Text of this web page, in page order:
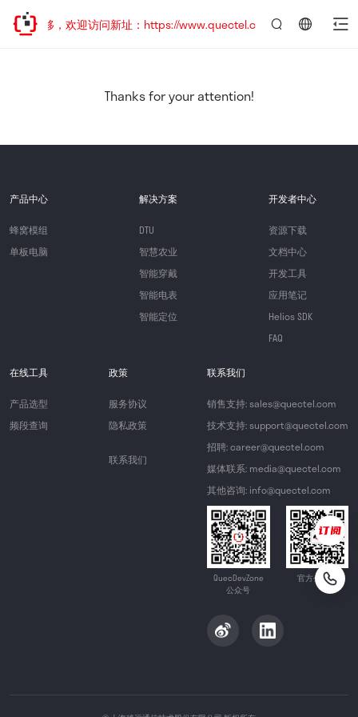
址已迁移，欢迎访问新址：https://www.quectel.com.cn
Thanks for your attention!
产品中心
蜂窝模组
单板电脑
解决方案
DTU
智慧农业
智能穿戴
智能电表
智能定位
开发者中心
资源下载
文档中心
开发工具
应用笔记
Helios SDK
FAQ
在线工具
产品选型
频段查询
政策
服务协议
隐私政策
联系我们
联系我们
销售支持: sales@quectel.com
技术支持: support@quectel.com
招聘: career@quectel.com
媒体联系: media@quectel.com
其他咨询: info@quectel.com
QuecDevZone
公众号
官方公众号